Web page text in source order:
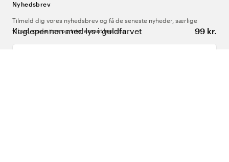
Kuglepennen med lys i guldfarvet 99 kr.
Nyhedsbrev
Tilmeld dig vores nyhedsbrev og få de seneste nyheder, særlige
tilbud, gode tips og interessant læsning
Indtast din e-mailadresse